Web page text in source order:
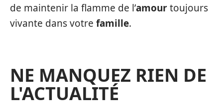
de maintenir la flamme de l’amourtoujours
vivante dans votre famille.
NE MANQUEZ RIEN DE
L'ACTUALITÉ